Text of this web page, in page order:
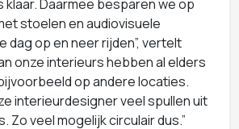
Daarmee besparen we op
stoelen en audiovisuele
dag op en neer rijden”, vertelt
onze interieurs hebben al elders
op andere locaties.
interieurdesigner veel spullen uit
Zo veel mogelijk circulair dus.”